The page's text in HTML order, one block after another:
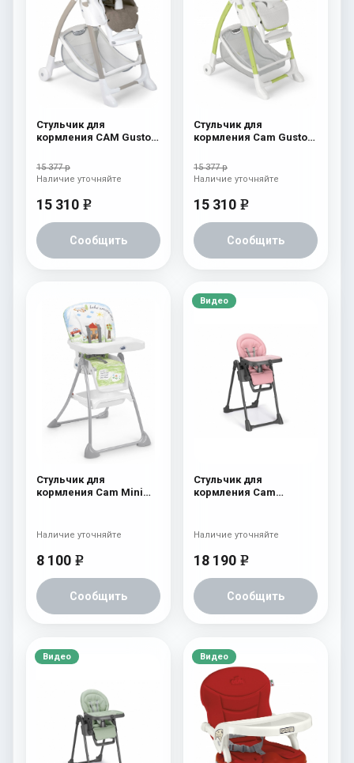
Стульчик для
кормления CAM Gusto
15 377 р
15 310 e
Сообщить
Наличие уточняйте
Стульчик для
кормления Cam Gusto
15 377 р
15 310 e
Сообщить
Наличие уточняйте
Стульчик для
кормления Cam Mini
8 100 e
Сообщить
Наличие уточняйте
Видео
Стульчик для
кормления Cam
18 190 e
Сообщить
Наличие уточняйте
Видео Видео